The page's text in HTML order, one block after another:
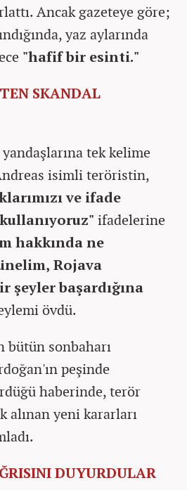
Ancak gazeteye göre;
yaz aylarında
"hafif bir esinti."
SKANDAL
tek kelime
isimli teröristin,
ve ifade
ifadelerine
hakkında ne
Rojava
başardığına
övdü.
bütün sonbaharı
peşinde
haberinde, terör
yeni kararları
DUYURDULAR